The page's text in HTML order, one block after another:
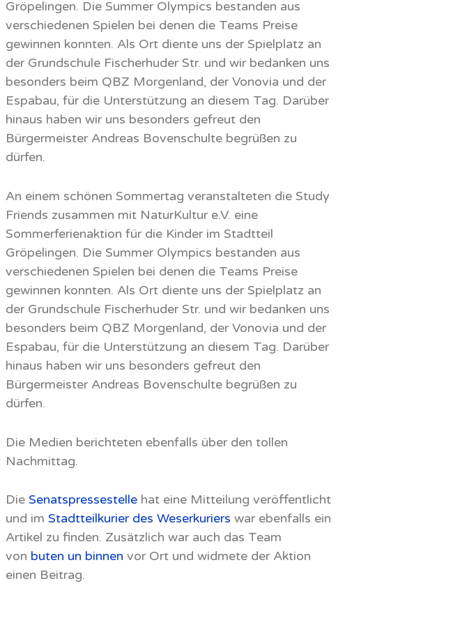
Gröpelingen. Die Summer Olympics bestanden aus
verschiedenen Spielen bei denen die Teams Preise
gewinnen konnten. Als Ort diente uns der Spielplatz an
der Grundschule Fischerhuder Str. und wir bedanken uns
besonders beim QBZ Morgenland, der Vonovia und der
Espabau, für die Unterstützung an diesem Tag. Darüber
hinaus haben wir uns besonders gefreut den
Bürgermeister Andreas Bovenschulte begrüßen zu
dürfen.
An einem schönen Sommertag veranstalteten die Study
Friends zusammen mit NaturKultur e.V. eine
Sommerferienaktion für die Kinder im Stadtteil
Gröpelingen. Die Summer Olympics bestanden aus
verschiedenen Spielen bei denen die Teams Preise
gewinnen konnten. Als Ort diente uns der Spielplatz an
der Grundschule Fischerhuder Str. und wir bedanken uns
besonders beim QBZ Morgenland, der Vonovia und der
Espabau, für die Unterstützung an diesem Tag. Darüber
hinaus haben wir uns besonders gefreut den
Bürgermeister Andreas Bovenschulte begrüßen zu
dürfen.
Die Medien berichteten ebenfalls über den tollen
Nachmittag.
Die Senatspressestelle hat eine Mitteilung veröffentlicht
und im Stadtteilkurier des Weserkuriers war ebenfalls ein
Artikel zu finden. Zusätzlich war auch das Team
von buten un binnen vor Ort und widmete der Aktion
einen Beitrag.